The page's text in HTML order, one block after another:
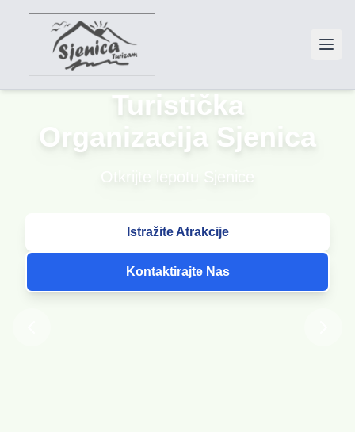
Turistička
Organizacija Sjenica
Otkrijte lepotu Sjenice
Istražite Atrakcije
Kontaktirajte Nas